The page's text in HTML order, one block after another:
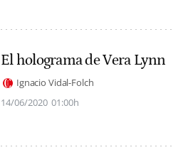
El holograma de Vera Lynn
Ignacio Vidal-Folch
14/06/2020 01:00h